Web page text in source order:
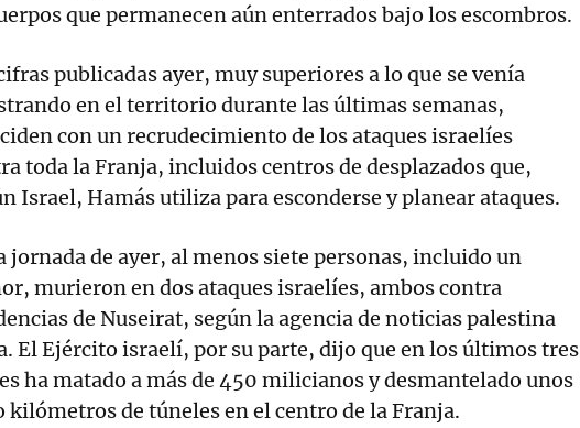
que permanecen aún enterrados bajo los escombros.
publicadas ayer, muy superiores a lo que se venía
en el territorio durante las últimas semanas,
con un recrudecimiento de los ataques israelíes
toda la Franja, incluidos centros de desplazados que,
Israel, Hamás utiliza para esconderse y planear ataques.
jornada de ayer, al menos siete personas, incluido un
murieron en dos ataques israelíes, ambos contra
de Nuseirat, según la agencia de noticias palestina
El Ejército israelí, por su parte, dijo que en los últimos tres
ha matado a más de 450 milicianos y desmantelado unos
kilómetros de túneles en el centro de la Franja.